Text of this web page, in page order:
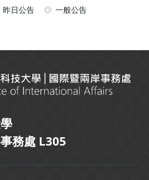
昨日公告
一般公告
務處 L305